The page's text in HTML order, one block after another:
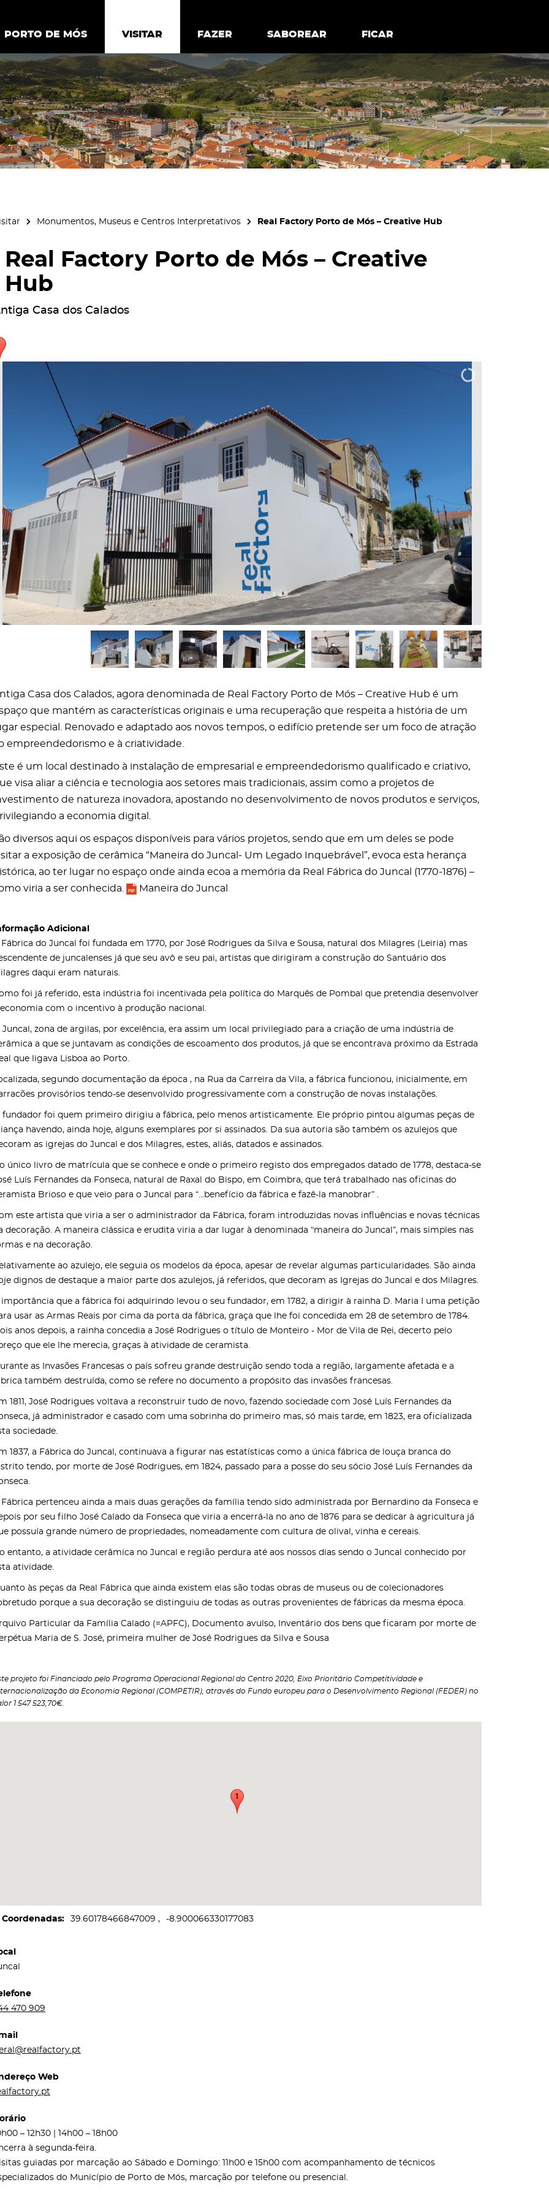
PORTO DE MÓS
VISITAR FAZER SABOREAR FICAR
PORTO DE MÓS VISITAR FAZER SABOREAR FICAR
Monumentos, Museus e Centros Interpretativos Real Factory Porto de Mós – Creative Hub
Real Factory Porto de Mós – Creative
Hub
Casa dos Calados
Casa dos Calados, agora denominada de Real Factory Porto de Mós – Creative Hub é um
que mantém as características originais e uma recuperação que respeita a história de um
especial. Renovado e adaptado aos novos tempos, o edifício pretende ser um foco de atração
empreendedorismo e à criatividade.
é um local destinado à instalação de empresarial e empreendedorismo qualificado e criativo,
visa aliar a ciência e tecnologia aos setores mais tradicionais, assim como a projetos de
de natureza inovadora, apostando no desenvolvimento de novos produtos e serviços,
a economia digital.
diversos aqui os espaços disponíveis para vários projetos, sendo que em um deles se pode
a exposição de cerâmica “Maneira do Juncal- Um Legado Inquebrável”, evoca esta herança
ao ter lugar no espaço onde ainda ecoa a memória da Real Fábrica do Juncal (1770-1876) –
viria a ser conhecida.
Maneira do Juncal
Adicional
Fábrica do Juncal foi fundada em 1770, por José Rodrigues da Silva e Sousa, natural dos Milagres (Leiria) mas
de juncalenses já que seu avô e seu pai, artistas que dirigiram a construção do Santuário dos
daqui eram naturais.
foi já referido, esta indústria foi incentivada pela política do Marquês de Pombal que pretendia desenvolver
com o incentivo à produção nacional.
Juncal, zona de argilas, por excelência, era assim um local privilegiado para a criação de uma indústria de
a que se juntavam as condições de escoamento dos produtos, já que se encontrava próximo da Estrada
que ligava Lisboa ao Porto.
segundo documentação da época , na Rua da Carreira da Vila, a fábrica funcionou, inicialmente, em
provisórios tendo-se desenvolvido progressivamente com a construção de novas instalações.
fundador foi quem primeiro dirigiu a fábrica, pelo menos artisticamente. Ele próprio pintou algumas peças de
havendo, ainda hoje, alguns exemplares por si assinados. Da sua autoria são também os azulejos que
as igrejas do Juncal e dos Milagres, estes, aliás, datados e assinados.
único livro de matrícula que se conhece e onde o primeiro registo dos empregados datado de 1778, destaca-se
Luís Fernandes da Fonseca, natural de Raxal do Bispo, em Coimbra, que terá trabalhado nas oficinas do
Brioso e que veio para o Juncal para “...benefício da fábrica e fazê-la manobrar” .
este artista que viria a ser o administrador da Fábrica, foram introduzidas novas influências e novas técnicas
decoração. A maneira clássica e erudita viria a dar lugar à denominada “maneira do Juncal”, mais simples nas
e na decoração.
ao azulejo, ele seguia os modelos da época, apesar de revelar algumas particularidades. São ainda
dignos de destaque a maior parte dos azulejos, já referidos, que decoram as Igrejas do Juncal e dos Milagres.
importância que a fábrica foi adquirindo levou o seu fundador, em 1782, a dirigir à rainha D. Maria I uma petição
usar as Armas Reais por cima da porta da fábrica, graça que lhe foi concedida em 28 de setembro de 1784.
anos depois, a rainha concedia a José Rodrigues o título de Monteiro - Mor de Vila de Rei, decerto pelo
que ele lhe merecia, graças à atividade de ceramista.
as Invasões Francesas o país sofreu grande destruição sendo toda a região, largamente afetada e a
também destruída, como se refere no documento a propósito das invasões francesas.
1811, José Rodrigues voltava a reconstruir tudo de novo, fazendo sociedade com José Luís Fernandes da
já administrador e casado com uma sobrinha do primeiro mas, só mais tarde, em 1823, era oficializada
sociedade.
1837, a Fábrica do Juncal, continuava a figurar nas estatísticas como a única fábrica de louça branca do
tendo, por morte de José Rodrigues, em 1824, passado para a posse do seu sócio José Luís Fernandes da
Fábrica pertenceu ainda a mais duas gerações da família tendo sido administrada por Bernardino da Fonseca e
por seu filho José Calado da Fonseca que viria a encerrá-la no ano de 1876 para se dedicar à agricultura já
possuía grande número de propriedades, nomeadamente com cultura de olival, vinha e cereais.
entanto, a atividade cerâmica no Juncal e região perdura até aos nossos dias sendo o Juncal conhecido por
atividade.
às peças da Real Fábrica que ainda existem elas são todas obras de museus ou de colecionadores
porque a sua decoração se distinguiu de todas as outras provenientes de fábricas da mesma época.
Particular da Família Calado (=APFC), Documento avulso, Inventário dos bens que ficaram por morte de
Maria de S. José, primeira mulher de José Rodrigues da Silva e Sousa
projeto foi Financiado pelo Programa Operacional Regional do Centro 2020, Eixo Prioritário Competitividade e
da Economia Regional (COMPETIR), através do Fundo europeu para o Desenvolvimento Regional (FEDER) no
1 547 523,70€.
Coordenadas 39.60178466847009 -8.900066330177083
470 909
Web
– 12h30 | 14h00 – 18h00
à segunda-feira.
guiadas por marcação ao Sábado e Domingo: 11h00 e 15h00 com acompanhamento de técnicos
do Município de Porto de Mós, marcação por telefone ou presencial.